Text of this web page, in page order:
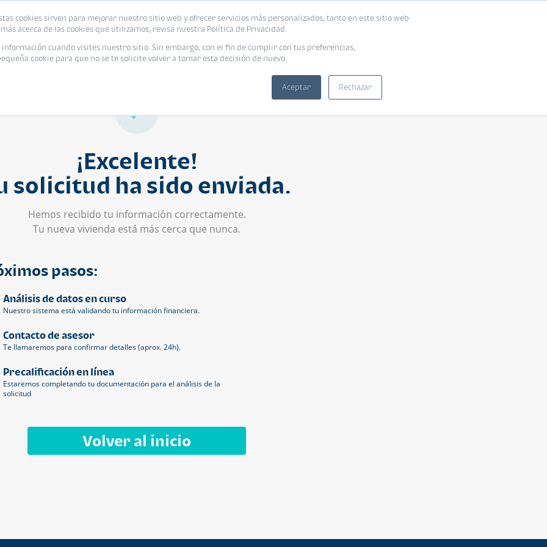
cookies sirven para mejorar nuestro sitio web y ofrecer servicios más personalizados, tanto en este sitio web
acerca de las cookies que utilizamos, revisa nuestra Política de Privacidad.
cuando visites nuestro sitio. Sin embargo, con el fin de cumplir con tus preferencias,
cookie para que no se te solicite volver a tomar esta decisión de nuevo.
Aceptar Rechazar
Eventos Promociones Blog Encuentra tu vivienda ideal
¡Excelente!
solicitud ha sido enviada.
Hemos recibido tu información correctamente.
Tu nueva vivienda está más cerca que nunca.
pasos:
Análisis de datos en curso
Nuestro sistema está validando tu información financiera.
Contacto de asesor
Te llamaremos para confirmar detalles (aprox. 24h).
Precalificación en línea
Estaremos completando tu documentación para el análisis de la
solicitud
Volver al inicio